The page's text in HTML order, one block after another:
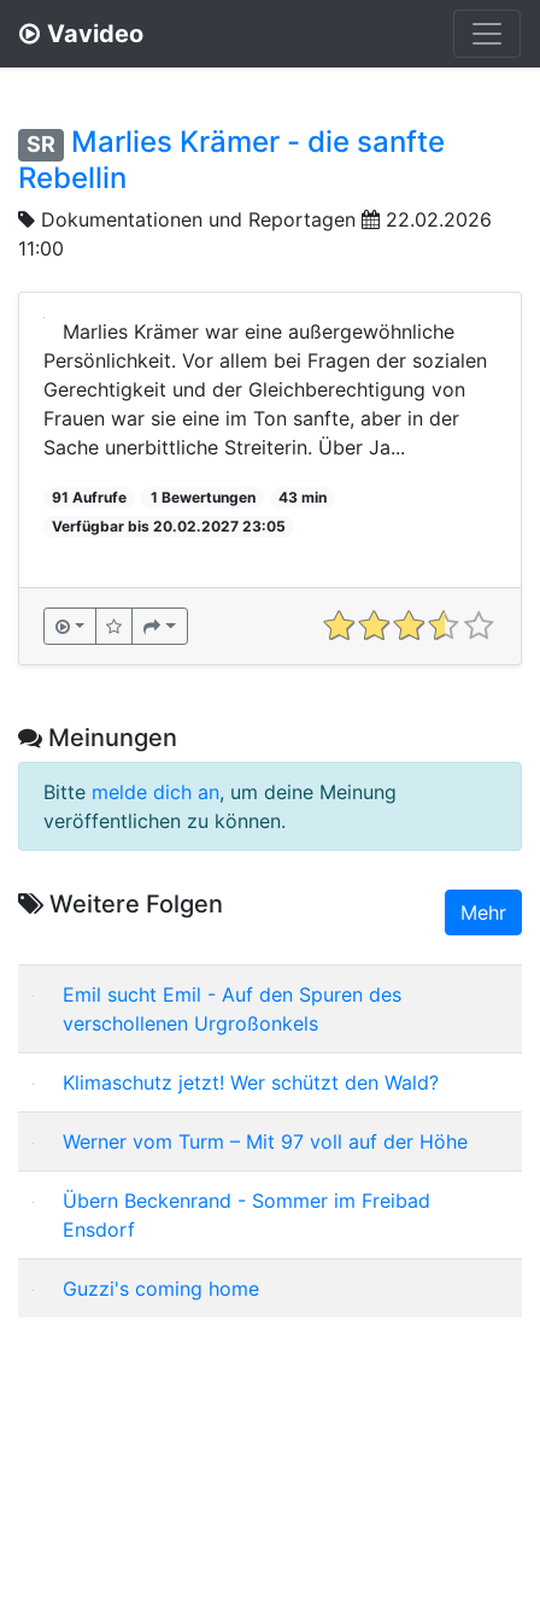
Vavideo
SR
Marlies Krämer - die sanfte
Rebellin
Dokumentationen und Reportagen
22.02.2026
11:00
Marlies Krämer war eine außergewöhnliche
Persönlichkeit. Vor allem bei Fragen der sozialen
Gerechtigkeit und der Gleichberechtigung von
Frauen war sie eine im Ton sanfte, aber in der
Sache unerbittliche Streiterin. Über Ja...
91 Aufrufe 1 Bewertungen
43 min
Verfügbar bis 20.02.2027 23:05
Meinungen
Bitte melde dich an, um deine Meinung
veröffentlichen zu können.
Weitere Folgen Mehr
Emil sucht Emil - Auf den Spuren des
verschollenen Urgroßonkels
Klimaschutz jetzt! Wer schützt den Wald?
Werner vom Turm – Mit 97 voll auf der Höhe
Übern Beckenrand - Sommer im Freibad
Ensdorf
Guzzi's coming home